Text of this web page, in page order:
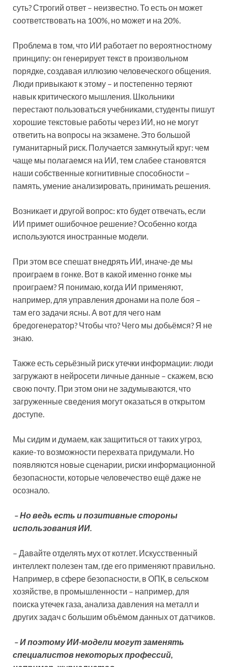
суть? Строгий ответ – неизвестно. То есть он может
соответствовать на 100%, но может и на 20%.
Проблема в том, что ИИ работает по вероятностному
принципу: он генерирует текст в произвольном
порядке, создавая иллюзию человеческого общения.
Люди привыкают к этому – и постепенно теряют
навык критического мышления. Школьники
перестают пользоваться учебниками, студенты пишут
хорошие текстовые работы через ИИ, но не могут
ответить на вопросы на экзамене. Это большой
гуманитарный риск. Получается замкнутый круг: чем
чаще мы полагаемся на ИИ, тем слабее становятся
наши собственные когнитивные способности –
память, умение анализировать, принимать решения.
Возникает и другой вопрос: кто будет отвечать, если
ИИ примет ошибочное решение? Особенно когда
используются иностранные модели.
При этом все спешат внедрять ИИ, иначе-де мы
проиграем в гонке. Вот в какой именно гонке мы
проиграем? Я понимаю, когда ИИ применяют,
например, для управления дронами на поле боя –
там его задачи ясны. А вот для чего нам
бредогенератор? Чтобы что? Чего мы добьёмся? Я не
знаю.
Также есть серьёзный риск утечки информации: люди
загружают в нейросети личные данные – скажем, всю
свою почту. При этом они не задумываются, что
загруженные сведения могут оказаться в открытом
доступе.
Мы сидим и думаем, как защититься от таких угроз,
какие-то возможности перехвата придумали. Но
появляются новые сценарии, риски информационной
безопасности, которые человечество ещё даже не
осознало.
– Но ведь есть и позитивные стороны
использования ИИ.
– Давайте отделять мух от котлет. Искусственный
интеллект полезен там, где его применяют правильно.
Например, в сфере безопасности, в ОПК, в сельском
хозяйстве, в промышленности – например, для
поиска утечек газа, анализа давления на металл и
других задач с большим объёмом данных от датчиков.
– И поэтому ИИ-модели могут заменять
специалистов некоторых профессий,